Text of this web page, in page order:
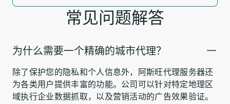
常见问题解答
为什么需要一个精确的城市代理？
除了保护您的隐私和个人信息外，阿斯旺代理服务器还
为各类用户提供丰富的功能。公司可以针对特定地理区
域执行企业数据抓取，以及营销活动的广告效果验证。